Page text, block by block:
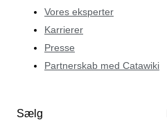
Vores eksperter
Karrierer
Presse
Partnerskab med Catawiki
Sælg